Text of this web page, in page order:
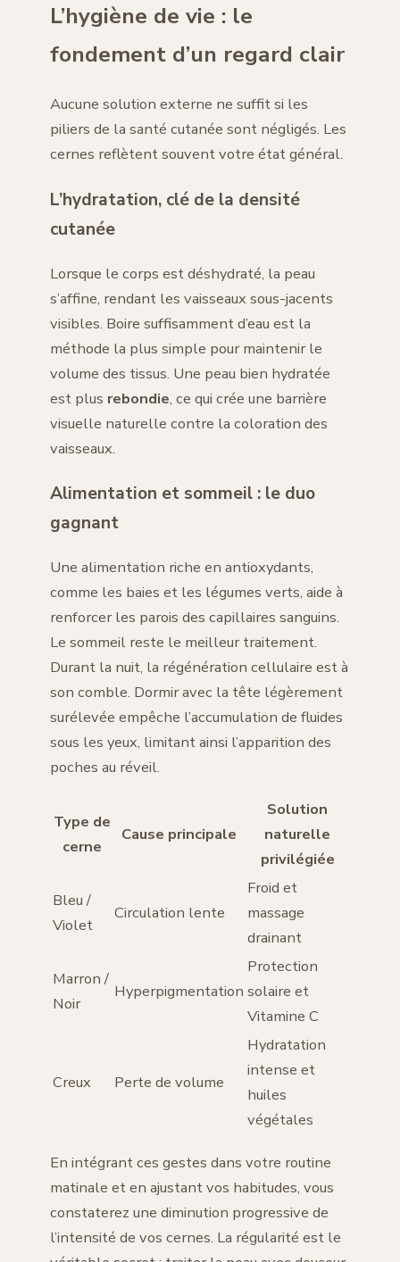
L’hygiène de vie : le
fondement d’un regard clair
Aucune solution externe ne suffit si les
piliers de la santé cutanée sont négligés. Les
cernes reflètent souvent votre état général.
L’hydratation, clé de la densité
cutanée
Lorsque le corps est déshydraté, la peau
s’affine, rendant les vaisseaux sous-jacents
visibles. Boire suffisamment d’eau est la
méthode la plus simple pour maintenir le
volume des tissus. Une peau bien hydratée
est plus rebondie, ce qui crée une barrière
visuelle naturelle contre la coloration des
vaisseaux.
Alimentation et sommeil : le duo
gagnant
Une alimentation riche en antioxydants,
comme les baies et les légumes verts, aide à
renforcer les parois des capillaires sanguins.
Le sommeil reste le meilleur traitement.
Durant la nuit, la régénération cellulaire est à
son comble. Dormir avec la tête légèrement
surélevée empêche l’accumulation de fluides
sous les yeux, limitant ainsi l’apparition des
poches au réveil.
Type de
cerne
Cause principale
Solution
naturelle
privilégiée
Bleu /
Violet
Circulation lente
Froid et
massage
drainant
Marron /
Noir
Hyperpigmentation
Protection
solaire et
Vitamine C
Creux Perte de volume
Hydratation
intense et
huiles
végétales
En intégrant ces gestes dans votre routine
matinale et en ajustant vos habitudes, vous
constaterez une diminution progressive de
l’intensité de vos cernes. La régularité est le